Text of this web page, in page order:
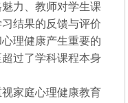
力、教师对学生课
结果的反馈与评价
理健康产生重要的
过了学科课程本身
家庭心理健康教育